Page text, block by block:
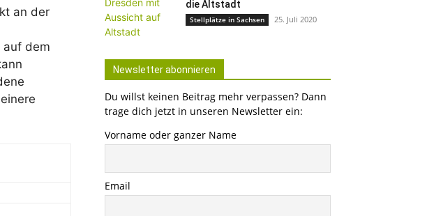
an der
auf dem
die Altstadt
Stellplätze in Sachsen 25. Juli 2020
Newsletter abonnieren
Du willst keinen Beitrag mehr verpassen? Dann
trage dich jetzt in unseren Newsletter ein:
Vorname oder ganzer Name
Email